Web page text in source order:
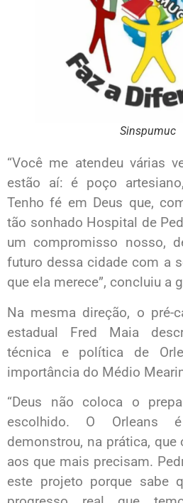
Sinspumuc
“Você me atendeu várias
estão aí: é poço
Tenho fé em Deus que,
tão sonhado Hospital de
um compromisso nosso,
futuro dessa cidade com a
que ela merece”, concluiu a
Na mesma direção, o pré-
estadual Fred Maia
técnica e política de
importância do Médio
“Deus não coloca o
escolhido. O Orleans
demonstrou, na prática, que
aos que mais precisam.
este projeto porque sabe